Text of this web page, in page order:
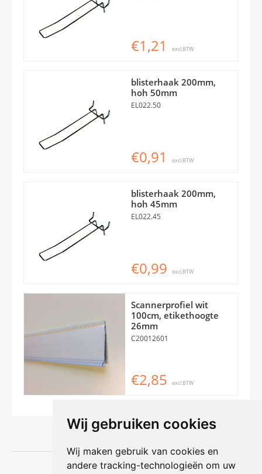
Wij gebruiken cookies
Wij maken gebruik van cookies en
andere tracking-technologieën om uw
€1,21 excl.BTW
blisterhaak 200mm,
hoh 50mm
EL022.50
€0,91 excl.BTW
blisterhaak 200mm,
hoh 45mm
EL022.45
€0,99 excl.BTW
Scannerprofiel wit
100cm, etikethoogte
26mm
C20012601
€2,85 excl.BTW